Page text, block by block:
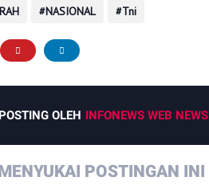
NASIONAL Tni
OLEH INFONEWS WEB NEWS
POSTINGAN INI